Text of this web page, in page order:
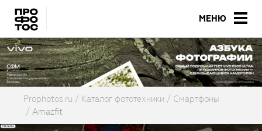
МЕНЮ
Prophotos.ru Каталог фототехники
Смартфоны
Amazfit